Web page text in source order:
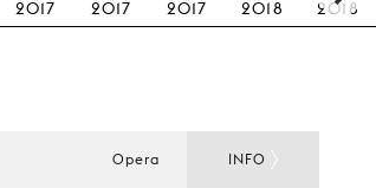
2017 2017 2017 2018 2018
Opera INFO